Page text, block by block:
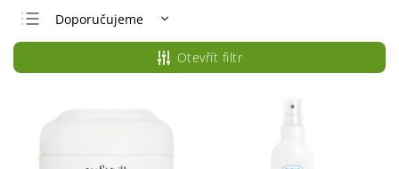
Doporučujeme
Nejlevnější
Nejdražší
Otevřít filtr